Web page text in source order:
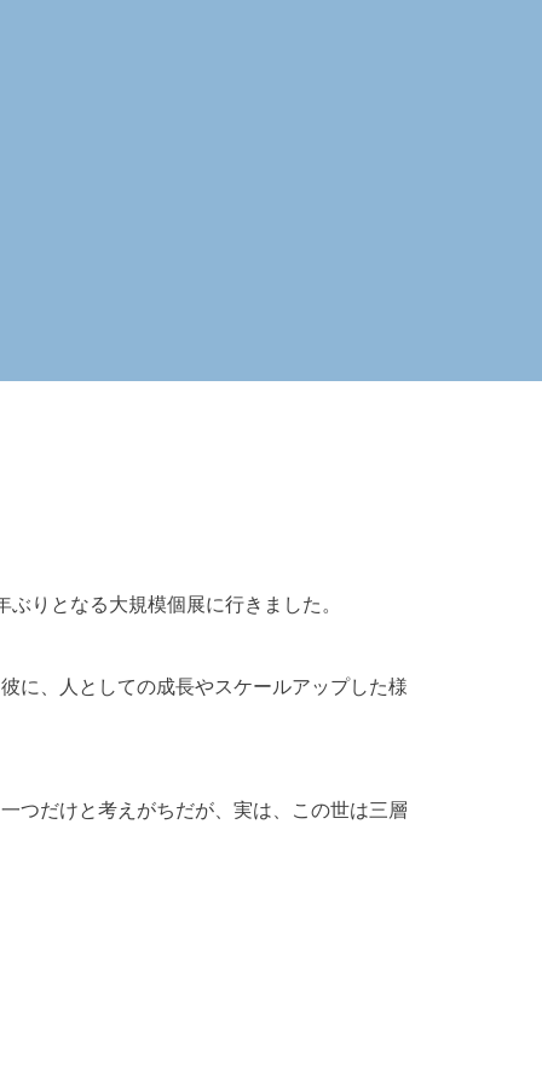
りとなる大規模個展に行きました。
に、人としての成長やスケールアップした様
つだけと考えがちだが、実は、この世は三層